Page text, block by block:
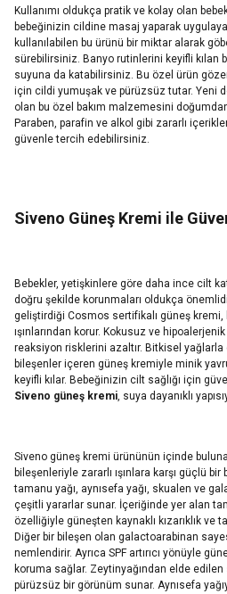
Kullanımı oldukça pratik ve kolay olan
bebeğinizin cildine masaj yaparak
kullanılabilen bu ürünü bir miktar alarak
sürebilirsiniz. Banyo rutinlerini keyifli kılan
suyuna da katabilirsiniz. Bu özel ürün
için cildi yumuşak ve pürüzsüz tutar. Yeni
olan bu özel bakım malzemesini
Paraben, parafin ve alkol gibi zararlı içerikler
güvenle tercih edebilirsiniz.
Siveno Güneş Kremi ile
Bebekler, yetişkinlere göre daha ince cilt
doğru şekilde korunmaları oldukça
geliştirdiği Cosmos sertifikalı güneş
ışınlarından korur. Kokusuz ve
reaksiyon risklerini azaltır. Bitkisel yağlarla
bileşenler içeren güneş kremiyle minik
keyifli kılar. Bebeğinizin cilt sağlığı için
Siveno güneş kremi, suya dayanıklı
Siveno güneş kremi ürününün içinde
bileşenleriyle zararlı ışınlara karşı güçlü
tamanu yağı, aynısefa yağı, skualen ve
çeşitli yararlar sunar. İçeriğinde yer alan
özelliğiyle güneşten kaynaklı kızarıklık ve
Diğer bir bileşen olan galactoarabinan
nemlendirir. Ayrıca SPF artırıcı yönüyle
koruma sağlar. Zeytinyağından elde
pürüzsüz bir görünüm sunar. Aynısefa